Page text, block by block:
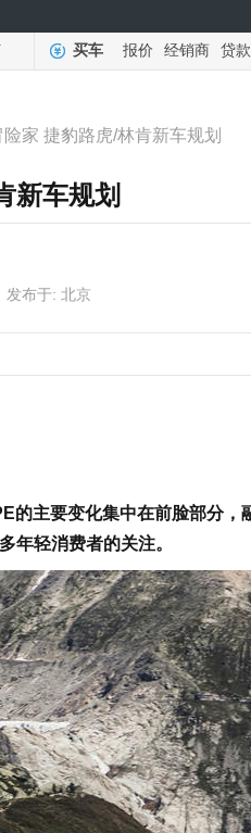
买车 报价 经销商 贷
家 捷豹路虎/林肯新车规划
新车规划
发布于: 北京
主要变化集中在前脸部分，
年轻消费者的关注。